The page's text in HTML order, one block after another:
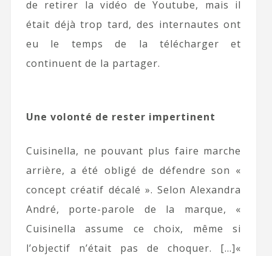
de retirer la vidéo de Youtube, mais il
était déjà trop tard, des internautes ont
eu le temps de la télécharger et
continuent de la partager.
Une volonté de rester impertinent
Cuisinella, ne pouvant plus faire marche
arrière, a été obligé de défendre son «
concept créatif décalé ». Selon Alexandra
André, porte-parole de la marque, «
Cuisinella assume ce choix, même si
l’objectif n’était pas de choquer. […]«